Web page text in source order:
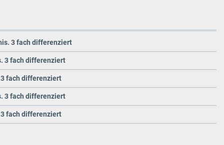
3 fach differenziert
3 fach differenziert
fach differenziert
3 fach differenziert
fach differenziert